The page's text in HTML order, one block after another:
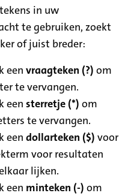
in uw
te gebruiken, zoekt
of juist breder:
eenvraagteken (?) om
te vervangen.
eensterretje (*) om
te vervangen.
eendollarteken ($) voor
voor resultaten
lijken.
een minteken (-) om